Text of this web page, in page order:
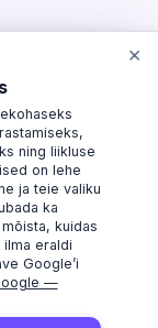
×
ning liikluse
on lehe
ja teie valiku
ka
kuidas
eraldi
Google’i
—